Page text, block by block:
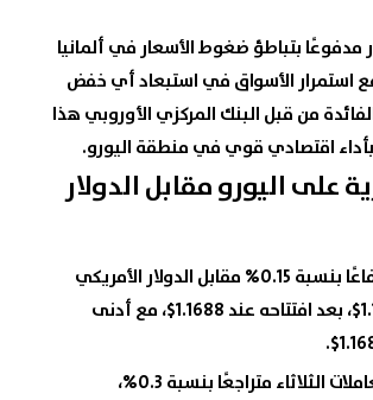
مدفوعًا بتباطؤ ضغوط الأسعار في ألمانيا
استمرار الأسواق في استبعاد أي خفض
من قبل البنك المركزي الأوروبي هذا
بأداء اقتصادي قوي في منطقة اليورو.
على اليورو مقابل الدولار
بنسبة 0.15% مقابل
الدولار الأمريكي
ليصل إلى 1.1703$، بعد افتتاحه عند 1.1688$، مع أدنى
تعاملات الثلاثاء متراجعًا بنسبة 0.3%،